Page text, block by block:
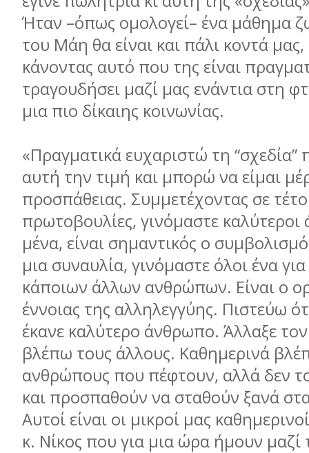
Ήταν –όπως οµολογεί– ένα µάθηµα
του Μάη θα είναι και πάλι κοντά
κάνοντας αυτό που της είναι
τραγουδήσει µαζί µας ενάντια στη
µια πιο δίκαιης κοινωνίας.
«Πραγµατικά ευχαριστώ τη “σχεδία”
αυτή την τιµή και µπορώ να είµαι
προσπάθειας. Συµµετέχοντας σε
πρωτοβουλίες, γινόµαστε καλύτεροι
µένα, είναι σηµαντικός ο
µια συναυλία, γινόµαστε όλοι ένα
κάποιων άλλων ανθρώπων. Είναι ο
έννοιας της αλληλεγγύης. Πιστεύω
έκανε καλύτερο άνθρωπο. Άλλαξε
βλέπω τους άλλους. Καθηµερινά
ανθρώπους που πέφτουν, αλλά δεν
και προσπαθούν να σταθούν ξανά
Αυτοί είναι οι µικροί µας
κ. Νίκος που για µια ώρα ήµουν µαζί